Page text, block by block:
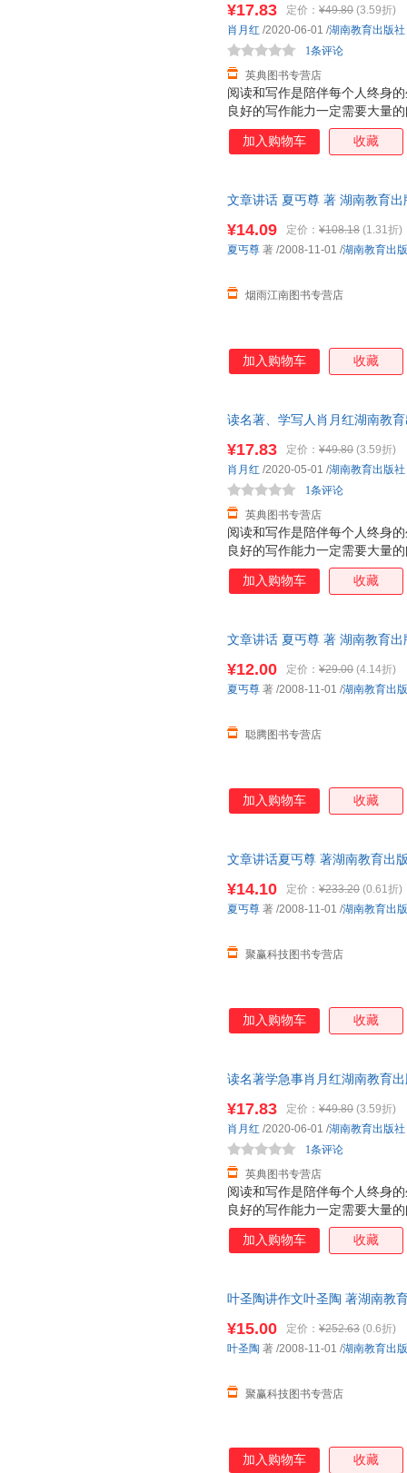
阅读和写作是陪伴每个人终身
良好的写作能力一定需要大量
纳，是积累；写作，是实践，
好。本丛书创造性地将这两项
神！
¥17.83 定价： ¥49.80 (3.59折)
英典图书专营店
1条评论
肖月红 /2020-06-01 /湖南教育出版社
加入购物车 收藏
文章讲话 夏丐尊 著 湖南教育
¥14.09 定价： ¥108.18 (1.31折)
烟雨江南图书专营店
夏丐尊 著 /2008-11-01 /湖南教育出
加入购物车 收藏
读名著、学写人肖月红湖南教育
阅读和写作是陪伴每个人终身
良好的写作能力一定需要大量
纳，是积累；写作，是实践，
好。本丛书创造性地将这两项
神！
¥17.83 定价： ¥49.80 (3.59折)
英典图书专营店
1条评论
肖月红 /2020-05-01 /湖南教育出版社
加入购物车 收藏
文章讲话 夏丐尊 著 湖南教育
¥12.00 定价： ¥29.00 (4.14折)
聪腾图书专营店
夏丐尊 著 /2008-11-01 /湖南教育出
加入购物车 收藏
文章讲话夏丐尊 著湖南教育出
¥14.10 定价： ¥233.20 (0.61折)
聚赢科技图书专营店
夏丐尊 著 /2008-11-01 /湖南教育出
加入购物车 收藏
读名著学急事肖月红湖南教育出
阅读和写作是陪伴每个人终身
良好的写作能力一定需要大量
纳，是积累；写作，是实践，
好。本丛书创造性地将这两项
神！
¥17.83 定价： ¥49.80 (3.59折)
英典图书专营店
1条评论
肖月红 /2020-06-01 /湖南教育出版社
加入购物车 收藏
叶圣陶讲作文叶圣陶 著湖南教
¥15.00 定价： ¥252.63 (0.6折)
聚赢科技图书专营店
叶圣陶 著 /2008-11-01 /湖南教育出
加入购物车 收藏